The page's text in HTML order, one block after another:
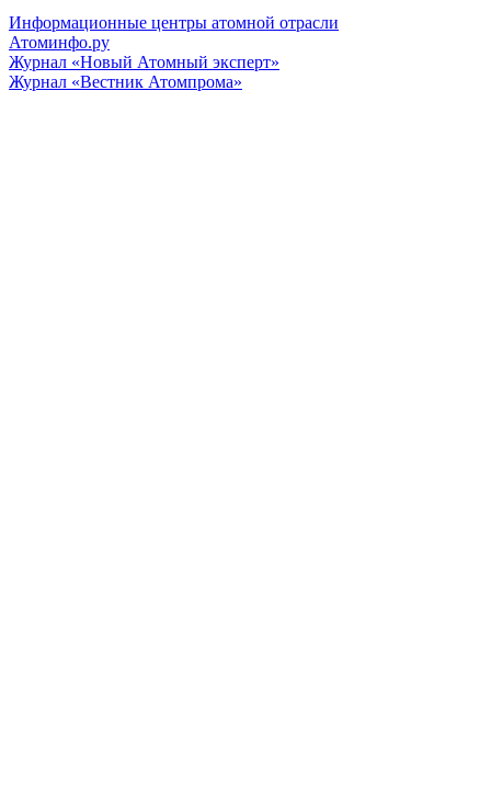
Информационные центры атомной отрасли
Атоминфо.ру
Журнал «Новый Атомный эксперт»
Журнал «Вестник Атомпрома»